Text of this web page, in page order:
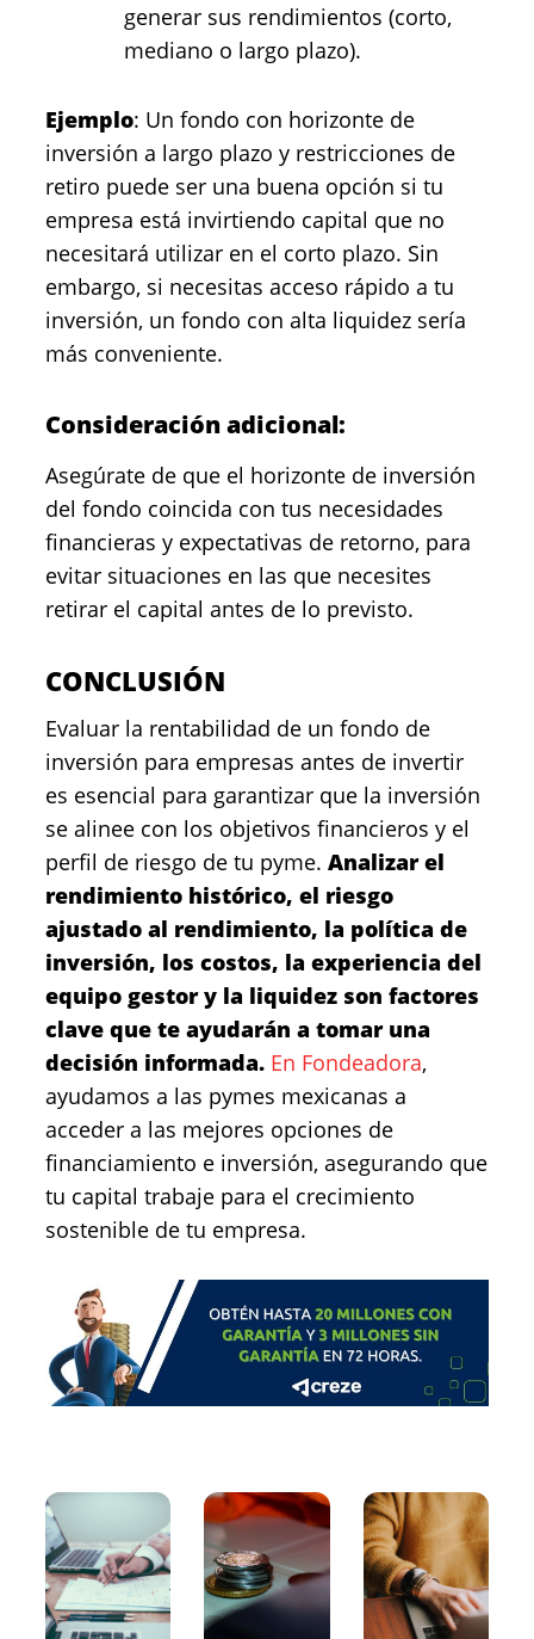
generar sus rendimientos (corto,
mediano o largo plazo).
Ejemplo: Un fondo con horizonte de
inversión a largo plazo y restricciones de
retiro puede ser una buena opción si tu
empresa está invirtiendo capital que no
necesitará utilizar en el corto plazo. Sin
embargo, si necesitas acceso rápido a tu
inversión, un fondo con alta liquidez sería
más conveniente.
Consideración adicional:
Asegúrate de que el horizonte de inversión
del fondo coincida con tus necesidades
financieras y expectativas de retorno, para
evitar situaciones en las que necesites
retirar el capital antes de lo previsto.
CONCLUSIÓN
Evaluar la rentabilidad de un fondo de
inversión para empresas antes de invertir
es esencial para garantizar que la inversión
se alinee con los objetivos financieros y el
perfil de riesgo de tu pyme. Analizar el
rendimiento histórico, el riesgo
ajustado al rendimiento, la política de
inversión, los costos, la experiencia del
equipo gestor y la liquidez son factores
clave que te ayudarán a tomar una
decisión informada. En Fondeadora,
ayudamos a las pymes mexicanas a
acceder a las mejores opciones de
financiamiento e inversión, asegurando que
tu capital trabaje para el crecimiento
sostenible de tu empresa.